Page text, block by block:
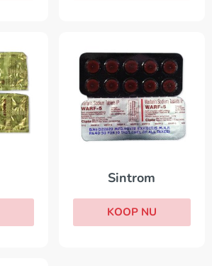
Sintrom
KOOP NU